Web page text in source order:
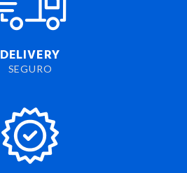
DELIVERY
SEGURO